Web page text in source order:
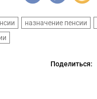
назначение пенсии
Поделиться: